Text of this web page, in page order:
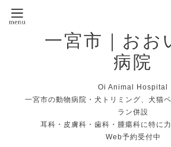
一宮市｜おお
病院
Oi Animal Hospital
一宮市の動物病院・犬トリミング、犬猫
ラン併設
耳科・皮膚科・歯科・腫瘍科に特に
Web予約受付中